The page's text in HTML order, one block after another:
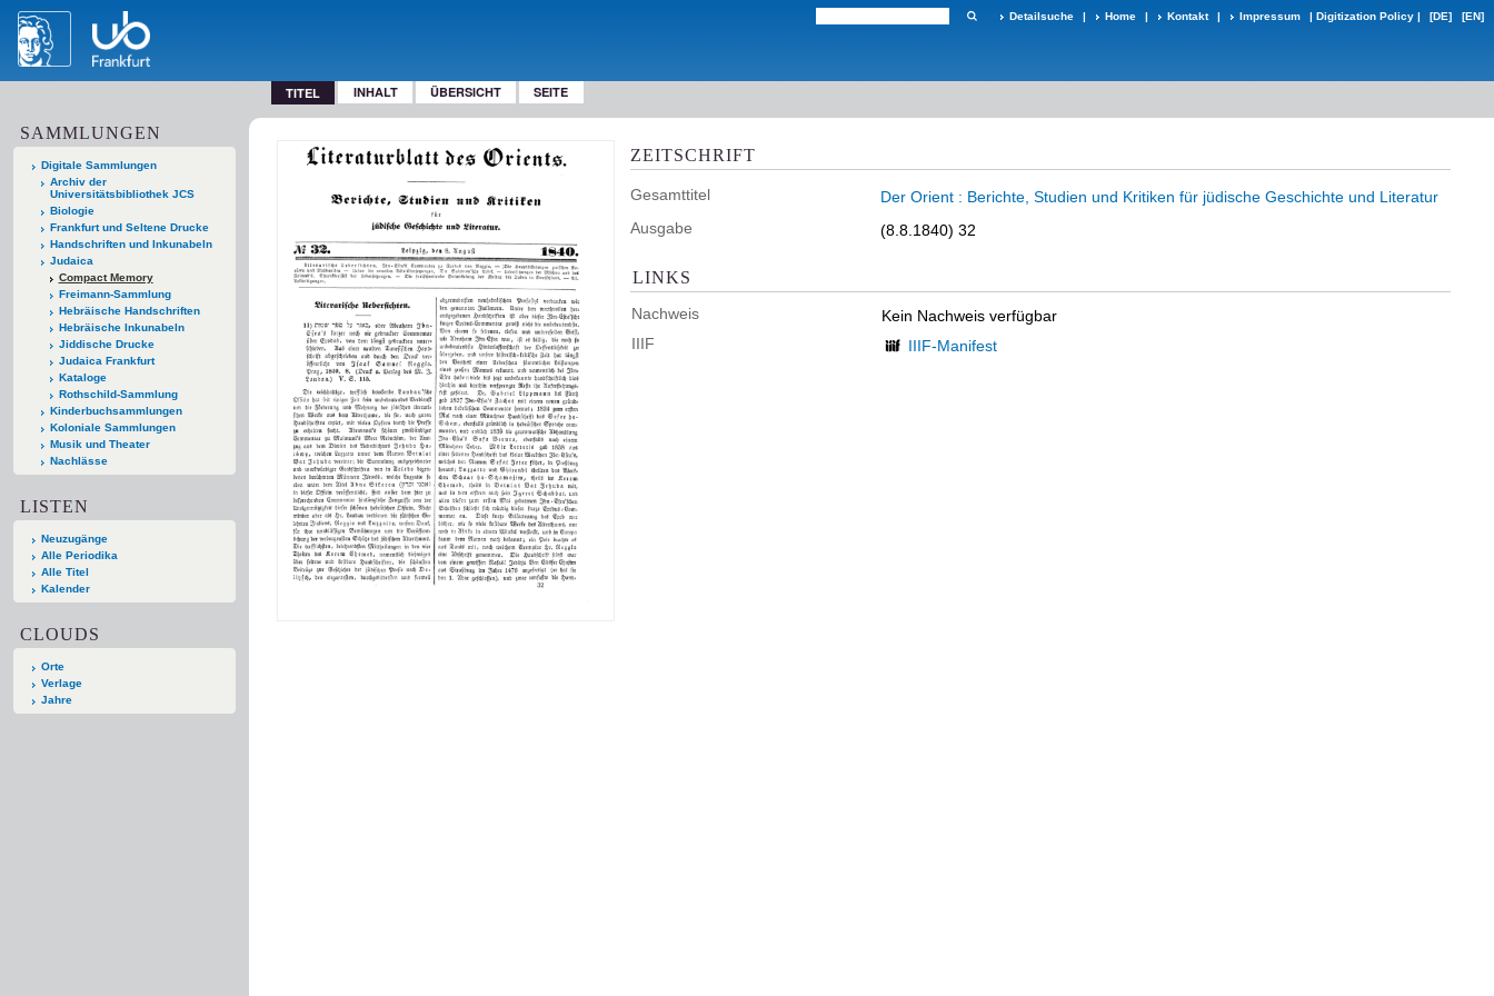
Detailsuche | Home | Kontakt | Impressum | Digitization Policy | [DE] [EN]
TITEL INHALT ÜBERSICHT SEITE
SAMMLUNGEN
Digitale Sammlungen
Archiv der
Universitätsbibliothek JCS
Biologie
Frankfurt und Seltene Drucke
Handschriften und Inkunabeln
Judaica
Compact Memory
Freimann-Sammlung
Hebräische Handschriften
Hebräische Inkunabeln
Jiddische Drucke
Judaica Frankfurt
Kataloge
Rothschild-Sammlung
Kinderbuchsammlungen
Koloniale Sammlungen
Musik und Theater
Nachlässe
LISTEN
Neuzugänge
Alle Periodika
Alle Titel
Kalender
CLOUDS
Orte
Verlage
Jahre
ZEITSCHRIFT
Gesamttitel
Der Orient : Berichte, Studien und Kritiken für jüdische Geschichte und Literatur
Ausgabe
(8.8.1840) 32
LINKS
Nachweis
Kein Nachweis verfügbar
IIIF
IIIF-Manifest